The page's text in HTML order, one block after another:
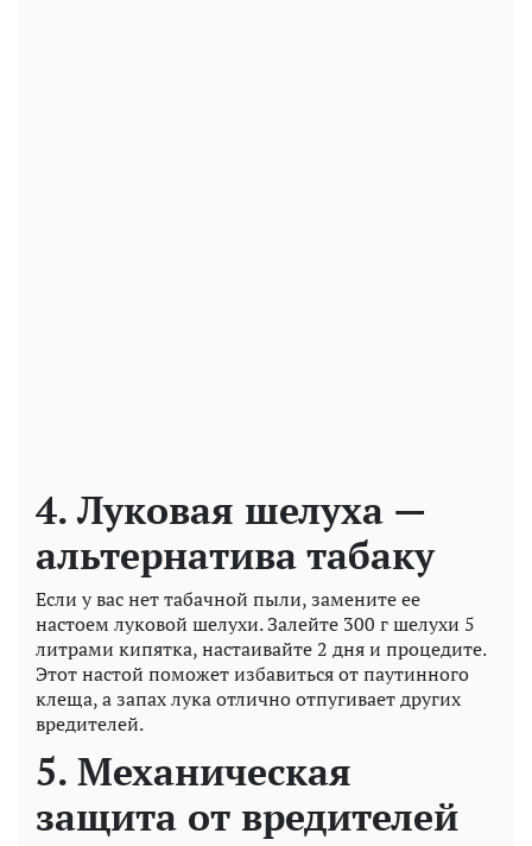
4. Луковая шелуха —
альтернатива табаку
Если у вас нет табачной пыли, замените ее
настоем луковой шелухи. Залейте 300 г шелухи 5
литрами кипятка, настаивайте 2 дня и процедите.
Этот настой поможет избавиться от паутинного
клеща, а запах лука отлично отпугивает других
вредителей.
5. Механическая
защита от вредителей